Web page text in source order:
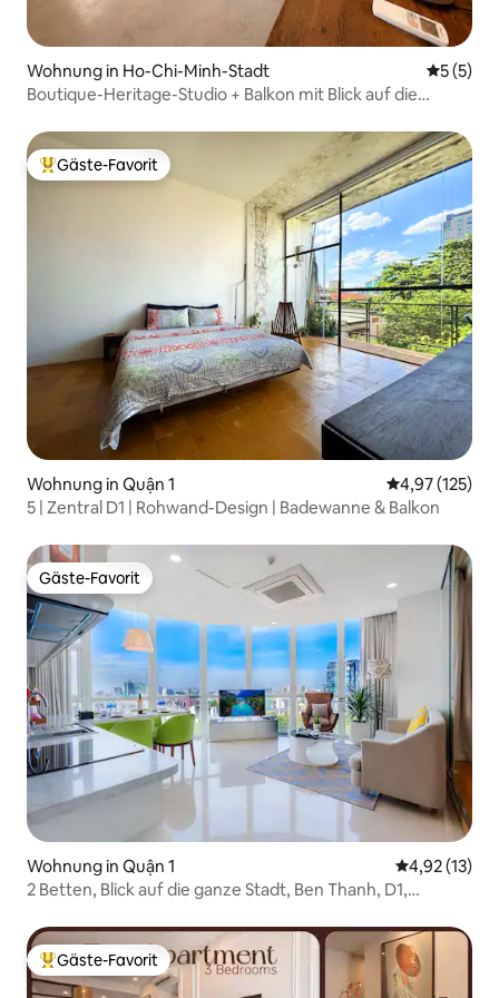
Wohnung in Ho-Chi-Minh-Stadt
5 (5)
Boutique-Heritage-Studio + Balkon mit Blick auf die
Beliebter Gäste-Favorit.
Gäste-Favorit
Wohnung in Quận 1
4,97 (125)
5 | Zentral D1 | Rohwand-Design | Badewanne & Balkon
Gäste-Favorit
Gäste-Favorit
Wohnung in Quận 1
4,92 (13)
2 Betten, Blick auf die ganze Stadt, Ben Thanh, D1,
Beliebter Gäste-Favorit.
Gäste-Favorit